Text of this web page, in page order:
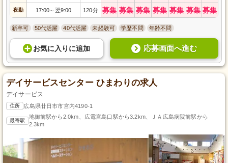
夜勤 17:00～ 翌9:00 120分 募集 募集 募集 募集 募集 募集 募集
新卒可 50代活躍 40代活躍 未経験可 学歴不問 年齢不問
お気に入り に追加 応募画面へ進む
デイサービスセンター ひまわりの求人
デイサービス
住所 広島県廿日市市宮内4190-1
最寄駅
地御前駅から2.0km、広電宮島口駅から3.2km、ＪＡ広島病院前駅から
2.3km